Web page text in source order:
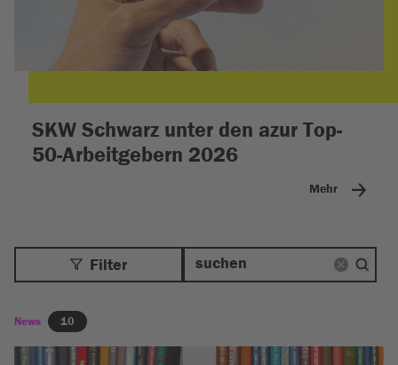
SKW Schwarz unter den azur Top-
50-Arbeitgebern 2026
Mehr
Filter
News 10